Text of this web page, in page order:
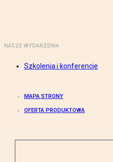
NASZE WYDARZENIA
Szkolenia i konferencje
MAPA STRONY
OFERTA PRODUKTOWA